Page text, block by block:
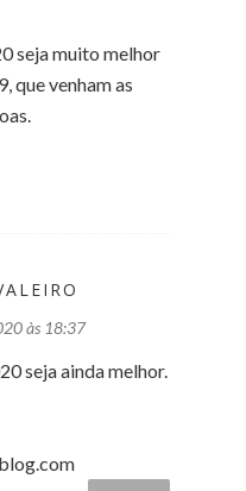
seja muito melhor
que venham as
às 18:37
seja ainda melhor.